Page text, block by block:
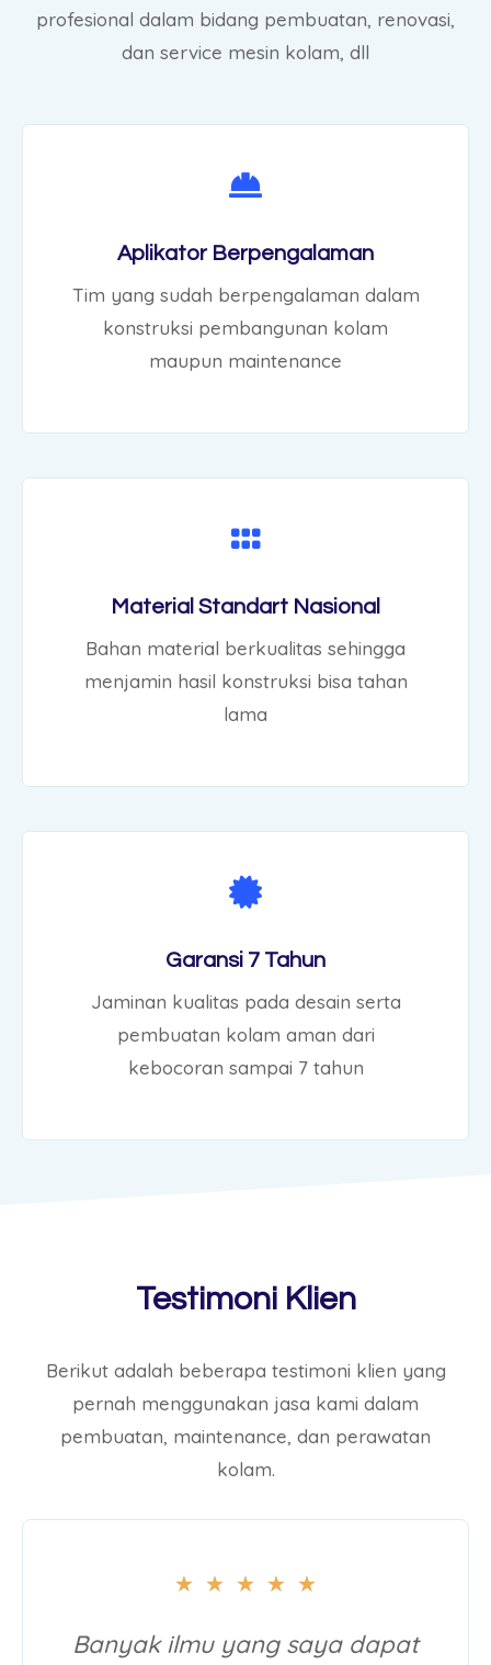
profesional dalam bidang pembuatan, renovasi,
dan service mesin kolam, dll
Aplikator Berpengalaman
Tim yang sudah berpengalaman dalam
konstruksi pembangunan kolam
maupun maintenance
​Material Standart Nasional
Bahan material berkualitas sehingga
menjamin hasil konstruksi bisa tahan
lama
Garansi 7 Tahun
Jaminan kualitas pada desain serta
pembuatan kolam aman dari
kebocoran sampai 7 tahun
Testimoni Klien
Berikut adalah beberapa testimoni klien yang
pernah menggunakan jasa kami dalam
pembuatan, maintenance, dan perawatan
kolam.
★ ★ ★ ★ ★
Banyak ilmu yang saya dapat